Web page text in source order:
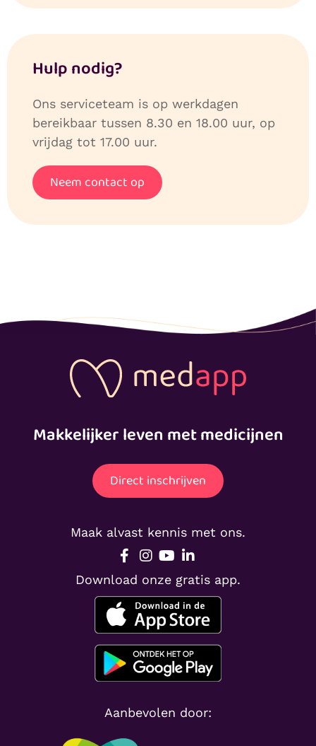
Hulp nodig?
Ons serviceteam is op werkdagen
bereikbaar tussen 8.30 en 18.00 uur, op
vrijdag tot 17.00 uur.
Neem contact op
Makkelijker leven met medicijnen
Direct inschrijven
Maak alvast kennis met ons.
Download onze gratis app.
Aanbevolen door: